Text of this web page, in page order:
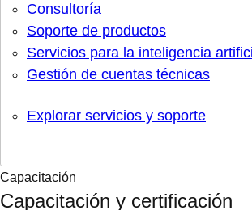
Consultoría
Soporte de productos
Servicios para la inteligencia
Gestión de cuentas técnicas
Explorar servicios y soporte
Capacitación
Capacitación y certificación